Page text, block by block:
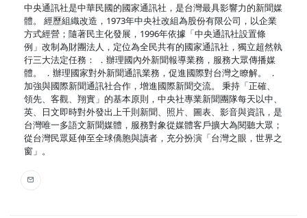
中央通訊社是中華民國的國家通訊社，是台灣最具影響力的新聞媒
體。 經歷組織改造，1973年中央社改組為股份有限公司，以企業
方式經營；隨著民主化發展，1996年依據「中央通訊社設置條
例」改制為財團法人，定位為全民共有的國家通訊社，獨立超然執
行三大法定任務： ．辦理國內外新聞報導業務，服務大眾傳播媒
體。 ．辦理國家對外新聞通訊業務，促進國際對台灣之瞭解。 ．
加強與國際新聞通訊社合作，增進國際新聞交流。 秉持「正確、
領先、客觀、翔實」的基本原則，中央社專業新聞團隊每天以中、
英、日文即時對外發出上千則新聞、照片、圖表、影音與資訊，是
台灣唯一多語文新聞媒體，服務對象從媒體客戶擴大為閱聽大眾；
從台灣民眾延伸至全球僑胞與讀者，充分扮演「台灣之眼，世界之
窗」。